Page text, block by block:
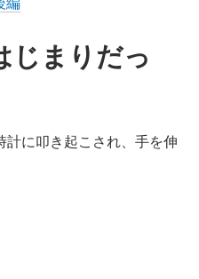
じまりだっ
計に叩き起こされ、手を伸